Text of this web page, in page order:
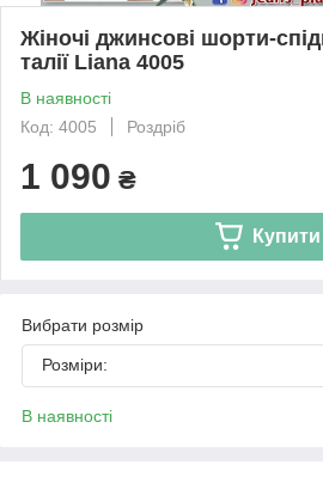
Жіночі джинсові шорти-
талії Liana 4005
В наявності
Код: 4005
Роздріб
1 090 ₴
Купити
Вибрати розмір
Розміри:
В наявності